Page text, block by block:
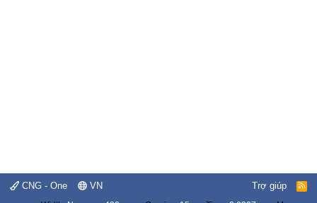
CNG - One VN Trợ giúp
R